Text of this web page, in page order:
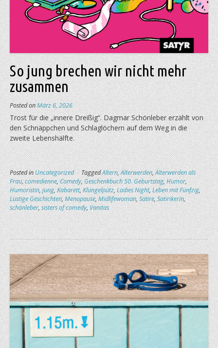
So jung brechen wir nicht mehr
zusammen
Posted onMärz 6, 2026
Trost für die „innere Dreißig“. Dagmar Schönleber erzählt von
den Schnäppchen und Schlaglöchern auf dem Weg in die
zweite Lebenshälfte.
Posted inUncategorized TaggedAltern,Älterwerden,Älterwerden als
Frau,comedienne,Comedy,Geschenkbuch 50. Geburtstag,Humor,
Humoristin,jung,Kabarett,Klüngelpütz,Ladies Night,Leben mit Fünfzig,
Lustige Geschichten,Menopause,Midlifewoman,Satire,Satirikerin,
schönleber,sisters of comedy,Vanitas